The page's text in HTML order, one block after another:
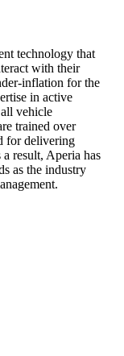
technology that
with their
inflation for the
in active
vehicle
trained over
for delivering
result, Aperia has
as the industry